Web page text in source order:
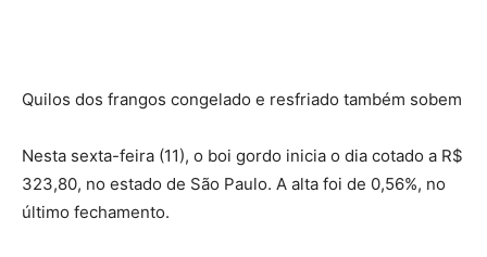
Quilos dos frangos congelado e resfriado também sobem
Nesta sexta-feira (11), o boi gordo inicia o dia cotado a R$
323,80, no estado de São Paulo. A alta foi de 0,56%, no
último fechamento.